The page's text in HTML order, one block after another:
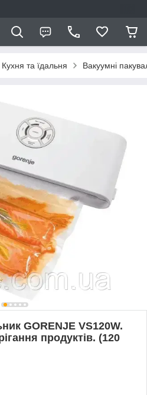
Кухня та їдальня Вакуумні
GORENJE VS120W.
продуктів. (120